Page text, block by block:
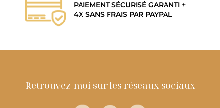
PAIEMENT SÉCURISÉ GARANTI +
4X SANS FRAIS PAR PAYPAL
Retrouvez-moi sur les réseaux sociaux